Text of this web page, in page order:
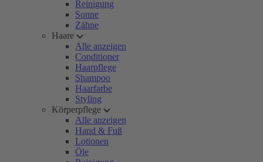
Reinigung
Sonne
Zähne
Haare
Alle anzeigen
Conditioner
Haarpflege
Shampoo
Haarfarbe
Styling
Körperpflege
Alle anzeigen
Hand & Fuß
Lotionen
Öle